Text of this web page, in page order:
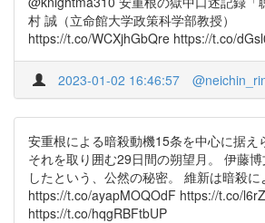
村 誠（立命館大学政策科学部教授）
https://t.co/WCXjhGbQre https://t.co/
2023-01-02 16:46:57
安重根による暗殺動機15条を中心に据え
それを取り囲む29日間の朔望月。 伊藤
したという、公然の秘密。 維新は暗殺に
https://t.co/ayapMOQOdF https://t.co/
https://t.co/hqgRBFtbUP